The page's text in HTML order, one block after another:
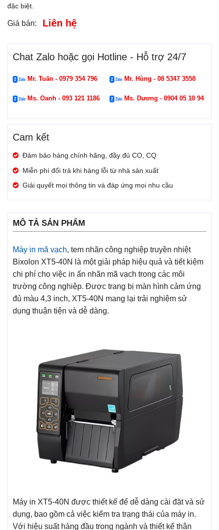
đặc biệt.
Giá bán: Liên hệ
Chat Zalo hoặc gọi Hotline - Hỗ trợ 24/7
Mr. Tuấn - 0979 354 796 Mr. Hùng - 08 5347 3558
Ms. Oanh - 093 121 1186 Ms. Dương - 0904 05 10 94
Cam kết
Đảm bảo hàng chính hãng, đầy đủ CO, CQ
Miễn phí đổi trả khi hàng lỗi từ nhà sản xuất
Giải quyết mọi thông tin và đáp ứng mọi nhu cầu
MÔ TẢ SẢN PHẨM
Máy in mã vạch, tem nhãn công nghiệp truyền nhiệt
Bixolon XT5-40N là một giải pháp hiệu quả và tiết kiệm
chi phí cho việc in ấn nhãn mã vạch trong các môi
trường công nghiệp. Được trang bị màn hình cảm ứng
đủ màu 4,3 inch, XT5-40N mang lại trải nghiệm sử
dụng thuận tiện và dễ dàng.
Máy in XT5-40N được thiết kế để dễ dàng cài đặt và sử
dụng, bao gồm cả việc kiểm tra trạng thái của máy in.
Với hiệu suất hàng đầu trong ngành và thiết kế thân